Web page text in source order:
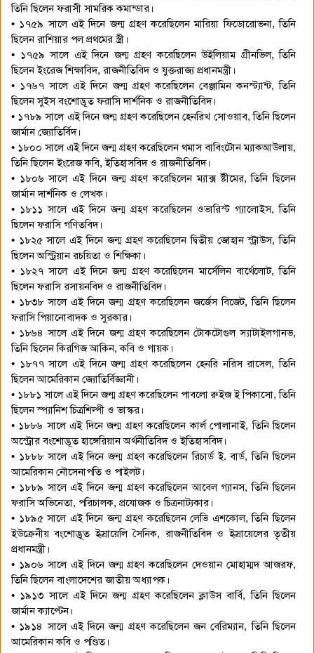
তিনি ছিলেন ফরাসী সামরিক কমান্ডার।
• ১৭৫৯ সালে এই দিনে জন্ম গ্রহণ করেছিলেন মারিয়া ফিডোরোভনা, তিনি
ছিলেন রাশিয়ার পল প্রথমের স্ত্রী।
• ১৭৫৯ সালে এই দিনে জন্ম গ্রহণ করেছিলেন উইলিয়াম গ্রীনভিল, তিনি
ছিলেন ইংরেজ শিক্ষাবিদ, রাজনীতিবিদ ও যুক্তরাজ্য প্রধানমন্ত্রী।
• ১৭৬৭ সালে এই দিনে জন্ম গ্রহণ করেছিলেন বেঞ্জামিন কনস্ট্যান্ট, তিনি
ছিলেন সুইস বংশোদ্ভূত ফরাসি দার্শনিক ও রাজনীতিবিদ।
• ১৭৮৯ সালে এই দিনে জন্ম গ্রহণ করেছিলেন হেনরিখ সোওয়াব, তিনি ছিলেন
জার্মান জ্যোতির্বিদ।
• ১৮০০ সালে এই দিনে জন্ম গ্রহণ করেছিলেন থমাস বাবিংটোন ম্যাকআউলায়,
তিনি ছিলেন ইংরেজ কবি, ইতিহাসবিদ ও রাজনীতিবিদ।
• ১৮০৬ সালে এই দিনে জন্ম গ্রহণ করেছিলেন ম্যাক্স ষ্টীমের, তিনি ছিলেন
জার্মান দার্শনিক ও লেখক।
• ১৮১১ সালে এই দিনে জন্ম গ্রহণ করেছিলেন ওভারিস্ট গ্যালোইস, তিনি
ছিলেন ফরাসি গণিতবিদ।
• ১৮২৫ সালে এই দিনে জন্ম গ্রহণ করেছিলেন দ্বিতীয় জোহান স্ট্রাউস, তিনি
ছিলেন অস্ট্রিয়ান রচয়িতা ও শিক্ষিকা।
• ১৮২৭ সালে এই দিনে জন্ম গ্রহণ করেছিলেন মার্সেলিন বার্থেলোট, তিনি
ছিলেন ফরাসি রসায়নবিদ ও রাজনীতিবিদ।
• ১৮৩৮ সালে এই দিনে জন্ম গ্রহণ করেছিলেন জর্জেস বিজেট, তিনি ছিলেন
ফরাসি পিয়ানোবাদক ও সুরকার।
• ১৮৬৪ সালে এই দিনে জন্ম গ্রহণ করেছিলেন টোকটোগুল স্যাটাইলগানভ,
তিনি ছিলেন কিরগিজ আকিন, কবি ও গায়ক।
• ১৮৭৭ সালে এই দিনে জন্ম গ্রহণ করেছিলেন হেনরি নরিস রাসেল, তিনি
ছিলেন আমেরিকান জ্যোতির্বিজ্ঞানী।
• ১৮৮১ সালে এই দিনে জন্ম গ্রহণ করেছিলেন পাবলো রুইজ ই পিকাসো, তিনি
ছিলেন স্প্যানিশ চিত্রশিল্পী ও ভাস্কর।
• ১৮৮৬ সালে এই দিনে জন্ম গ্রহণ করেছিলেন কার্ল পোলানাই, তিনি ছিলেন
অস্ট্রোর বংশোদ্ভূত হাঙ্গেরিয়ান অর্থনীতিবিদ ও ইতিহাসবিদ।
• ১৮৮৮ সালে এই দিনে জন্ম গ্রহণ করেছিলেন রিচার্ড ই. বার্ড, তিনি ছিলেন
আমেরিকান নৌসেনাপতি ও পাইলট।
• ১৮৮৯ সালে এই দিনে জন্ম গ্রহণ করেছিলেন আবেল গ্যানস, তিনি ছিলেন
ফরাসি অভিনেতা, পরিচালক, প্রযোজক ও চিত্রনাট্যকার।
• ১৮৯৫ সালে এই দিনে জন্ম গ্রহণ করেছিলেন লেভি এশকোল, তিনি ছিলেন
ইউক্রেনীয় বংশোদ্ভূত ইস্রায়েলি সৈনিক, রাজনীতিবিদ ও ইস্রায়েলের তৃতীয়
প্রধানমন্ত্রী।
• ১৯০৬ সালে এই দিনে জন্ম গ্রহণ করেছিলেন দেওয়ান মোহাম্মদ আজরফ,
তিনি ছিলেন বাংলাদেশের জাতীয় অধ্যাপক।
• ১৯১৩ সালে এই দিনে জন্ম গ্রহণ করেছিলেন ক্লাউস বার্বি, তিনি ছিলেন
জার্মান ক্যাপ্টেন।
• ১৯১৪ সালে এই দিনে জন্ম গ্রহণ করেছিলেন জন বেরিম্যান, তিনি ছিলেন
আমেরিকান কবি ও পণ্ডিত।